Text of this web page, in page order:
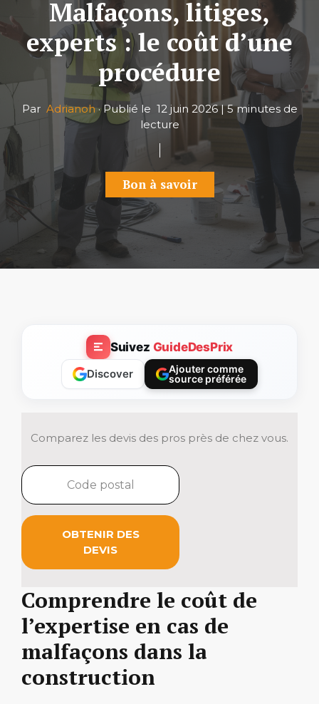
Malfaçons, litiges,
experts : le coût d’une
procédure
Par Adrianoh· Publié le 12 juin 2026| 5 minutes de
lecture
Bon à savoir
Suivez GuideDesPrix
Discover
Ajouter comme
source préférée
Comparez les devis des pros près de chez vous.
OBTENIR DES
DEVIS
Comprendre le coût de
l’expertise en cas de
malfaçons dans la
construction